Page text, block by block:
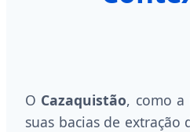
O Cazaquistão, como a
suas bacias de